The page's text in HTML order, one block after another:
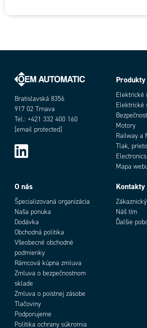
Add to existing cart row
Bratislavská 8356
917 02 Trnava
Tel.: +421 332 400 160
[email protected]
Produkty
Elektrické
Elektrické
Motory
Railway a
Tlak,
Electronics
Mapa
O nás
Špecializovaná organizácia
Naša ponuka
Dodávka
Obchodná politika
Všeobecné obchodné
podmienky
Rámcová kúpna zmluva
Zmluva o bezpečnostnom
sklade
Zmluva o poistnej zásobe
Tlačoviny
Podporujeme
Politika ochrany súkromia
Kontakty
Náš tím
Ďalšie